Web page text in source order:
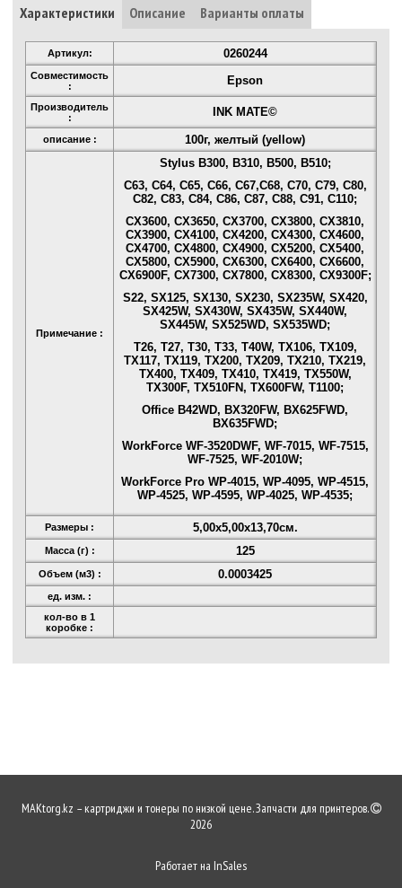
Характеристики Описание Варианты оплаты
Артикул: 0260244
Совместимость
:
Epson
Производитель
:
INK MATE©
описание : 100г, желтый (yellow)
Примечание :
Stylus B300, B310, B500, B510;
C63, C64, C65, C66, C67,C68, C70, C79, C80,
C82, C83, C84, C86, C87, C88, C91, C110;
CX3600, CX3650, CX3700, CX3800, CX3810,
CX3900, CX4100, CX4200, CX4300, CX4600,
CX4700, CX4800, CX4900, CX5200, CX5400,
CX5800, CX5900, CX6300, CX6400, CX6600,
CX6900F, CX7300, CX7800, CX8300, CX9300F;
S22, SX125, SX130, SX230, SX235W, SX420,
SX425W, SX430W, SX435W, SX440W,
SX445W, SX525WD, SX535WD;
T26, T27, T30, T33, T40W, TX106, TX109,
TX117, TX119, TX200, TX209, TX210, TX219,
TX400, TX409, TX410, TX419, TX550W,
TX300F, TX510FN, TX600FW, T1100;
Office B42WD, BX320FW, BX625FWD,
BX635FWD;
WorkForce WF-3520DWF, WF-7015, WF-7515,
WF-7525, WF-2010W;
WorkForce Pro WP-4015, WP-4095, WP-4515,
WP-4525, WP-4595, WP-4025, WP-4535;
Размеры : 5,00x5,00x13,70см.
Масса (г) : 125
Объем (м3) : 0.0003425
ед. изм. :
кол-во в 1
коробке :
MAKtorg.kz – картриджи и тонеры по низкой цене. Запчасти для принтеров.
2026
Работает на InSales